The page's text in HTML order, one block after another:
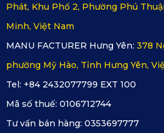
cho sản phẩm cuối cùng.
Thảm lót sàn ô tô KATA được thiết
lấy số đo chính xác trên sàn xe
3D trên phần mềm AutoCAD. Điều
Bước 3 : Cắt CNC
Phát, Khu Phố 2, Phường Phú
Minh, Việt Nam
MANU FACTURER Hưng Yên: 378
phường Mỹ Hào, Tỉnh Hưng Yên,
Tel: +84 2432077799 EXT 100
Mã số thuế: 0106712744
Tư vấn bán hàng: 0353697777